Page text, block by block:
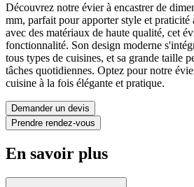
Découvrez notre évier à encastrer de
mm, parfait pour apporter style et
avec des matériaux de haute qualité, cet
fonctionnalité. Son design moderne
tous types de cuisines, et sa grande taille
tâches quotidiennes. Optez pour notre
cuisine à la fois élégante et pratique.
Demander un devis
Prendre rendez-vous
En savoir plus